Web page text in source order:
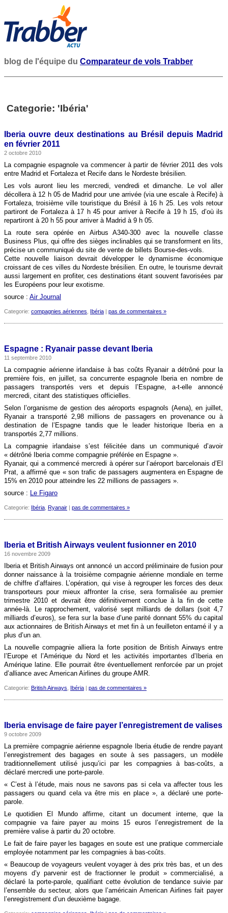
blog de l'équipe du Comparateur de vols Trabber
Categorie: 'Ibéria'
Iberia ouvre deux destinations au Brésil depuis Madrid
en février 2011
2 octobre 2010
La compagnie espagnole va commencer à partir de février 2011 des vols
entre Madrid et Fortaleza et Recife dans le Nordeste brésilien.
Les vols auront lieu les mercredi, vendredi et dimanche. Le vol aller
décollera à 12 h 05 de Madrid pour une arrivée (via une escale à Recife) à
Fortaleza, troisième ville touristique du Brésil à 16 h 25. Les vols retour
partiront de Fortaleza à 17 h 45 pour arriver à Recife à 19 h 15, d’où ils
repartiront à 20 h 55 pour arriver à Madrid à 9 h 05.
La route sera opérée en Airbus A340-300 avec la nouvelle classe
Business Plus, qui offre des sièges inclinables qui se transforment en lits,
précise un communiqué du site de vente de billets Bourse-des-vols.
Cette nouvelle liaison devrait développer le dynamisme économique
croissant de ces villes du Nordeste brésilien. En outre, le tourisme devrait
aussi largement en profiter, ces destinations étant souvent favorisées par
les Européens pour leur exotisme.
source : Air Journal
Categorie: compagnies aériennes Ibéria | pas de commentaires »
Espagne : Ryanair passe devant Iberia
11 septembre 2010
La compagnie aérienne irlandaise à bas coûts Ryanair a détrôné pour la
première fois, en juillet, sa concurrente espagnole Iberia en nombre de
passagers transportés vers et depuis l’Espagne, a-t-elle annoncé
mercredi, citant des statistiques officielles.
Selon l’organisme de gestion des aéroports espagnols (Aena), en juillet,
Ryanair a transporté 2,98 millions de passagers en provenance ou à
destination de l’Espagne tandis que le leader historique Iberia en a
transportés 2,77 millions.
La compagnie irlandaise s’est félicitée dans un communiqué d’avoir
« détrôné Iberia comme compagnie préférée en Espagne ».
Ryanair, qui a commencé mercredi à opérer sur l’aéroport barcelonais d’El
Prat, a affirmé que « son trafic de passagers augmentera en Espagne de
15% en 2010 pour atteindre les 22 millions de passagers ».
source : Le Figaro
Categorie: Ibéria Ryanair | pas de commentaires »
Iberia et British Airways veulent fusionner en 2010
16 novembre 2009
Iberia et British Airways ont annoncé un accord préliminaire de fusion pour
donner naissance à la troisième compagnie aérienne mondiale en terme
de chiffre d’affaires. L’opération, qui vise à regrouper les forces des deux
transporteurs pour mieux affronter la crise, sera formalisée au premier
trimestre 2010 et devrait être définitivement conclue à la fin de cette
année-là. Le rapprochement, valorisé sept milliards de dollars (soit 4,7
milliards d’euros), se fera sur la base d’une parité donnant 55% du capital
aux actionnaires de British Airways et met fin à un feuilleton entamé il y a
plus d’un an.
La nouvelle compagnie alliera la forte position de British Airways entre
l’Europe et l’Amérique du Nord et les activités importantes d’Iberia en
Amérique latine. Elle pourrait être éventuellement renforcée par un projet
d’alliance avec American Airlines du groupe AMR.
Categorie: British Airways Ibéria | pas de commentaires »
Iberia envisage de faire payer l’enregistrement de valises
9 octobre 2009
La première compagnie aérienne espagnole Iberia étudie de rendre payant
l’enregistrement des bagages en soute à ses passagers, un modèle
traditionnellement utilisé jusqu’ici par les compagnies à bas-coûts, a
déclaré mercredi une porte-parole.
« C’est à l’étude, mais nous ne savons pas si cela va affecter tous les
passagers ou quand cela va être mis en place », a déclaré une porte-
parole.
Le quotidien El Mundo affirme, citant un document interne, que la
compagnie va faire payer au moins 15 euros l’enregistrement de la
première valise à partir du 20 octobre.
Le fait de faire payer les bagages en soute est une pratique commerciale
employée notamment par les compagnies à bas-coûts.
« Beaucoup de voyageurs veulent voyager à des prix très bas, et un des
moyens d’y parvenir est de fractionner le produit » commercialisé, a
déclaré la porte-parole, qualifiant cette évolution de tendance suivie par
l’ensemble du secteur, alors que l’américain American Airlines fait payer
l’enregistrement d’un deuxième bagage.